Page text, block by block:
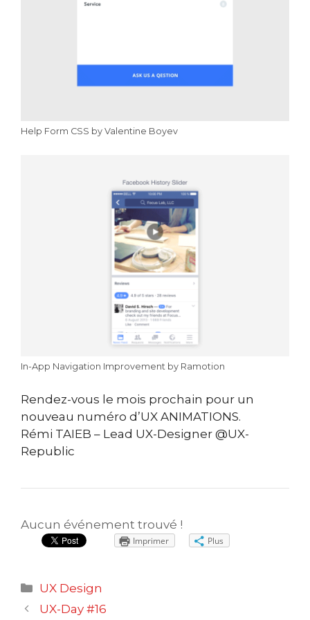
Help Form CSS by Valentine Boyev
In-App Navigation Improvement by Ramotion
Rendez-vous le mois prochain pour un
nouveau numéro d’UX ANIMATIONS.
Rémi TAIEB – Lead UX-Designer @UX-
Republic
Aucun événement trouvé !
Imprimer Plus
Catégories
UX Design
Navigation
UX-Day #16